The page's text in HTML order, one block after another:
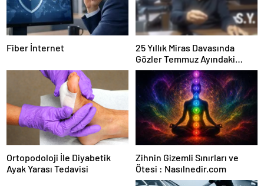
Fiber İnternet
25 Yıllık Miras Davasında
Gözler Temmuz Ayındaki
Karar Duruşmasına Çevrildi
Ortopodoloji İle Diyabetik
Ayak Yarası Tedavisi
Zihnin Gizemli Sınırları ve
Ötesi : Nasılnedir.com